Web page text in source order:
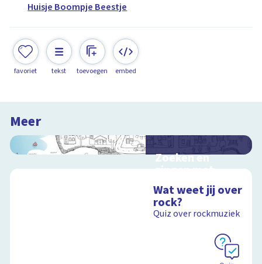
Huisje Boompje Beestje
favoriet tekst toevoegen embed
Meer
Zoeken en
zingen met
Sesamstraat
Interactieve
schoolplaat met
kinderliedjes
Schoolplaat
Wat weet jij over
rock?
Quiz over rockmuziek